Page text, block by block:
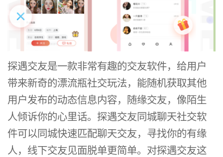
探遇交友是一款非常有趣的交友软件，给用户
带来新奇的漂流瓶社交玩法，能随机获取其他
用户发布的动态信息内容，随缘交友，像陌生
人倾诉你的心里话。探遇交友同城聊天社交软
件可以同城快速匹配聊天交友，寻找你的有缘
人，线下交友见面脱单更简单。对探遇交友这